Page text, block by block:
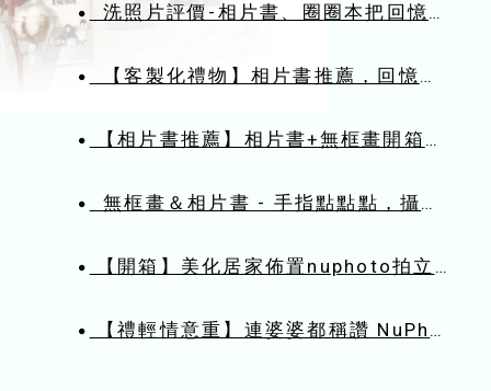
● 洗照片評價-相片書、圈圈本把回憶沖洗成冊
● 【客製化禮物】相片書推薦，回憶濃縮成冊，打造紙感生活，為永久留念
● 【相片書推薦】相片書+無框畫開箱心得，保存與寶貝的美好時
● 無框畫＆相片書 - 手指點點點，攝影作品輕鬆變實體！
● 【開箱】美化居家佈置nuphoto拍立洗無框畫、相片書推薦
● 【禮輕情意重】連婆婆都稱讚 NuPhoto相片書、桌曆